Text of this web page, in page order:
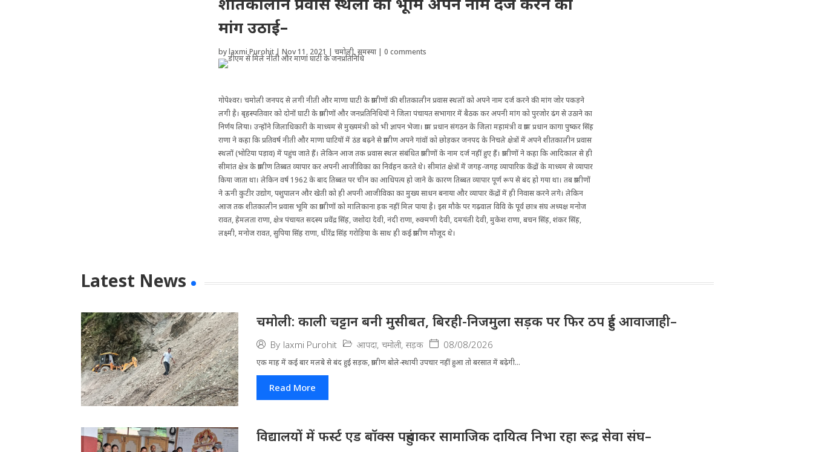
मांग उठाई–
bylaxmi Purohit|Nov 11, 2021 |चमोली,समस्या |0 comments
गोपेश्वर। चमोली जनपद से लगी नीती और माणा घाटी के ग्रामीणों की शीतकालीन प्रवास स्थलों को अपने नाम दर्ज करने की मांग जोर पकड़ने
लगी है। बृहस्पतिवार को दोनों घा‌टी के ग्रामीणों और जनप्रतिनिधियों ने जिला पंचायत सभागार में बैठक कर अपनी मांग को पुरजोर ढंग से उठाने का
निर्णय लिया। उन्होंने जिलाधिकारी के माध्यम से मुख्यमंत्री को भी ज्ञापन भेजा। ग्राम प्रधान संगठन के जिला महामंत्री व ग्राम प्रधान कागा पुष्कर सिंह
राणा ने कहा कि प्रतिवर्ष नीती और माणा घाटियों में ठंड बढ़ने से ग्रामीण अपने गांवों को छोड़कर ‌जनपद के निचले क्षेत्रों में अपने शीतकालीन प्रवास
स्थलों (भोटिया पड़ाव) में पहुंच जाते हैं। लेकिन आज तक प्रवास स्थल संबंधित ग्रामीणों के नाम दर्ज नहीं हुए हैं। ग्रामीणों ने कहा कि आदिकाल से ही
सीमांत क्षेत्र के ग्रामीण तिब्बत व्यापार कर अपनी आजीविका का निर्वहन करते थे। सीमांत क्षेत्रों में जगह-जगह व्यापारिक केंद्रों के माध्यम से व्यापार
किया जाता था। लेकिन वर्ष 1962 के बाद तिब्बत पर चीन का आधिपत्य हो जाने के कारण तिब्बत व्यापार पूर्ण रूप से बंद हो गया था। तब ग्रामीणों
ने ऊनी कुटीर उद्योग, पशुपालन और खेती को ही अपनी आजीविका का मुख्य साधन बनाया और व्यापार केंद्रों में ही निवास करने लगे। लेकिन
आज तक शीतकालीन प्रवास भूमि का ग्रामीणों को मालिकाना हक नहीं मिल पाया है। इस मौके पर गढ़वाल विवि के पूर्व छात्र संघ अध्यक्ष मनोज
रावत, हेमलता राणा, क्षेत्र पंचायत सदस्य प्रवेंद्र सिंह, जशोदा देवी, नंदी राणा, रुक्मणी देवी, दमयंती देवी, मुकेश राणा, बचन सिंह, शंकर सिंह,
लक्ष्मी, मनोज रावत, सुपिया सिंह राणा, धीरेंद्र सिंह गरोड़िया के साथ ही कई ग्रामीण मौजूद थे।
Latest News
चमोली: काली चट्टान बनी मुसीबत, बिरही-निजमुला सड़क पर फिर ठप हुई आवाजाही–
By laxmi Purohit आपदा, चमोली, सड़क 08/08/2026
एक माह में कई बार मलबे से बंद हुई सड़क, ग्रामीण बोले-स्थायी उपचार नहीं हुआ तो बरसात में बढ़ेगी...
Read More
विद्यालयों में फर्स्ट एड बॉक्स पहुंचाकर सामाजिक दायित्व निभा रहा रूद्र सेवा संघ–